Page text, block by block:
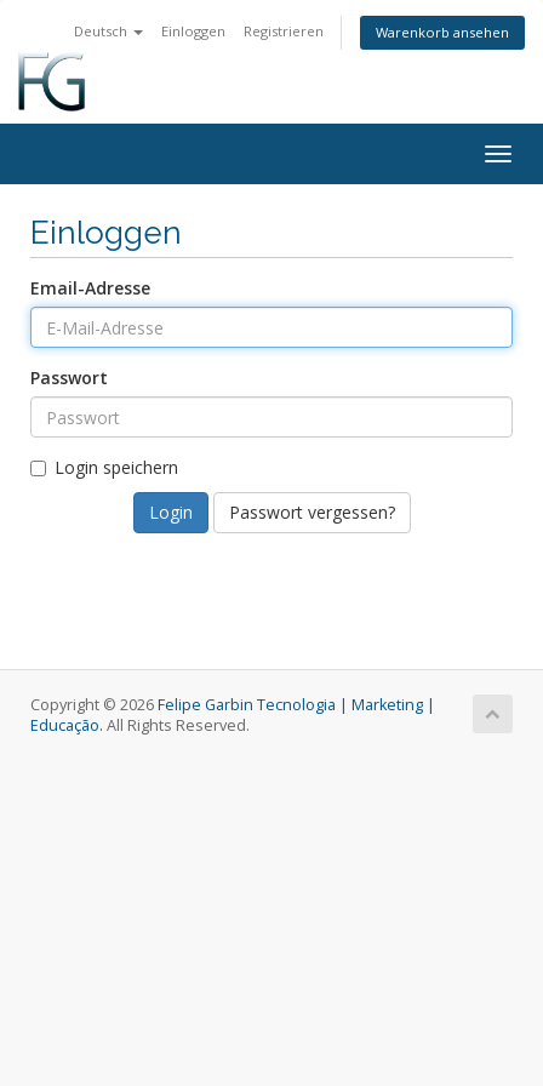
Deutsch Einloggen Registrieren Warenkorb ansehen
Einloggen
Email-Adresse
Passwort
Login speichern
Passwort vergessen?
Copyright © 2026Felipe Garbin Tecnologia | Marketing |
Educação. All Rights Reserved.